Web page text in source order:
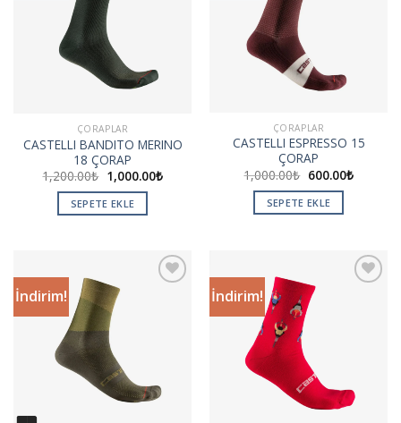
ÇORAPLAR
CASTELLI BANDITO MERINO
18 ÇORAP
1,200.00₺ 1,000.00₺
SEPETE EKLE
ÇORAPLAR
CASTELLI ESPRESSO 15
ÇORAP
1,000.00₺ 600.00₺
SEPETE EKLE
İndirim! İndirim!